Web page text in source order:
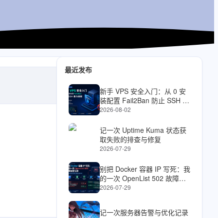
最近发布
新手 VPS 安全入门：从 0 安
装配置 Fail2Ban 防止 SSH 暴
力破解
2026-08-02
记一次 Uptime Kuma 状态获
取失败的排查与修复
2026-07-29
别把 Docker 容器 IP 写死：我
的一次 OpenList 502 故障排
查记录
2026-07-29
记一次服务器告警与优化记录